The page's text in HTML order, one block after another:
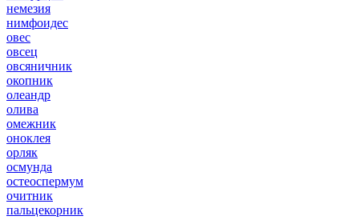
немезия
нимфоидес
овес
овсец
овсяничник
окопник
олеандр
олива
омежник
оноклея
орляк
осмунда
остеоспермум
очитник
пальцекорник